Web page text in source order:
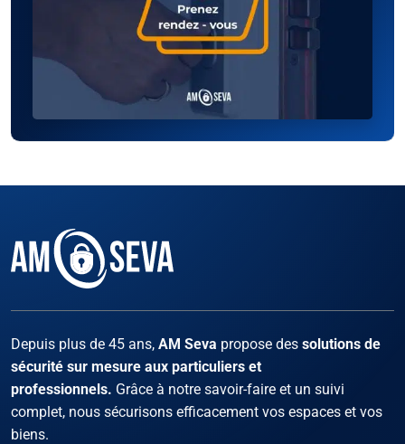
Depuis plus de 45 ans, AM Seva propose des solutions de
sécurité sur mesure aux particuliers et
professionnels. Grâce à notre savoir-faire et un suivi
complet, nous sécurisons efficacement vos espaces et vos
biens.